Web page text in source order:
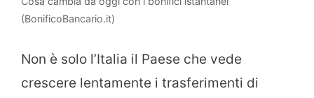
(BonificoBancario.it)
Non è solo l’Italia il Paese che vede
crescere lentamente i trasferimenti di